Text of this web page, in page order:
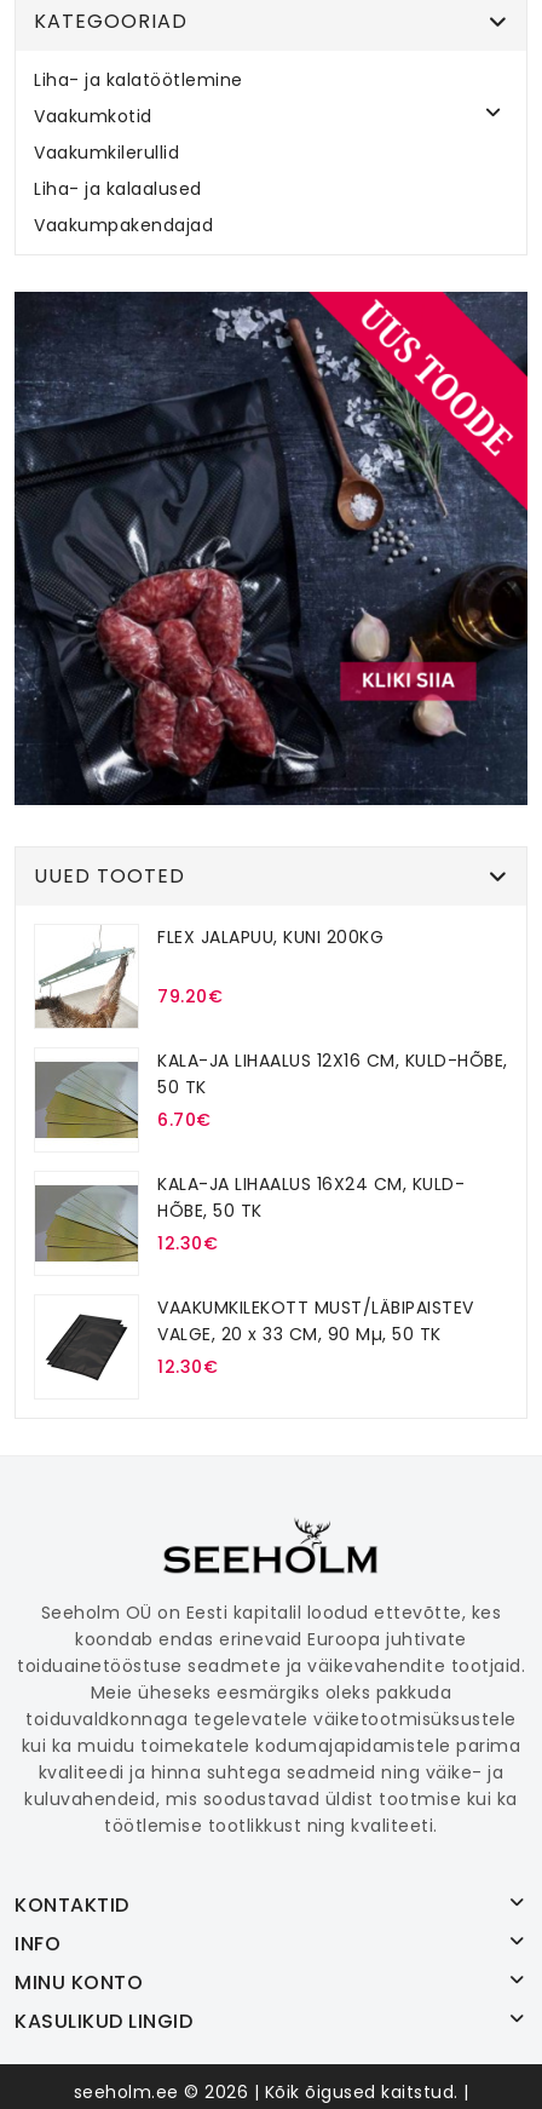
KATEGOORIAD
Liha- ja kalatöötlemine
Vaakumkotid
Vaakumkilerullid
Liha- ja kalaalused
Vaakumpakendajad
UUED TOOTED
FLEX JALAPUU, KUNI 200KG
79.20€
KALA-JA LIHAALUS 12X16 CM, KULD-HÕBE,
50 TK
6.70€
KALA-JA LIHAALUS 16X24 CM, KULD-
HÕBE, 50 TK
12.30€
VAAKUMKILEKOTT MUST/LÄBIPAISTEV
VALGE, 20 x 33 CM, 90 Mµ, 50 TK
12.30€
Seeholm OÜ on Eesti kapitalil loodud ettevõtte, kes
koondab endas erinevaid Euroopa juhtivate
toiduainetööstuse seadmete ja väikevahendite tootjaid.
Meie üheseks eesmärgiks oleks pakkuda
toiduvaldkonnaga tegelevatele väiketootmisüksustele
kui ka muidu toimekatele kodumajapidamistele parima
kvaliteedi ja hinna suhtega seadmeid ning väike- ja
kuluvahendeid, mis soodustavad üldist tootmise kui ka
töötlemise tootlikkust ning kvaliteeti.
KONTAKTID
INFO
MINU KONTO
KASULIKUD LINGID
seeholm.ee © 2026 | Kõik õigused kaitstud. |